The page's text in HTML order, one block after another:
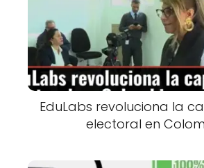
EduLabs revoluciona la
electoral en